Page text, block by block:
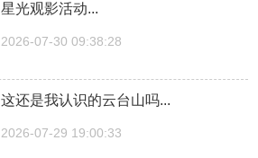
星光观影活动...
2026-07-30 09:38:28
这还是我认识的云台山吗...
2026-07-29 19:00:33